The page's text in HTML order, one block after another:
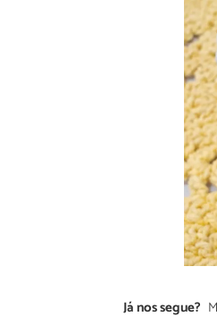
Já nos segue?